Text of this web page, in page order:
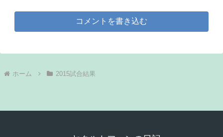
コメントを書き込む
ホーム 2015試合結果